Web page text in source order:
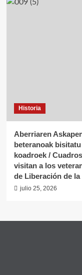
Historia
Aberriaren
beteranoak
koadroek /
visitan a los
de Liberación de la
julio 25, 2026